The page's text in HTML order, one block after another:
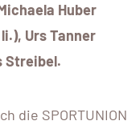
Huber
Urs Tanner
Streibel.
die SPORTUNION